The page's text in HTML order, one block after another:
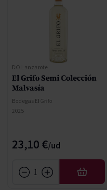
DO Lanzarote
El Grifo Semi Colección
Malvasía
Bodegas El Grifo
2025
23,10 €
AFEGIR